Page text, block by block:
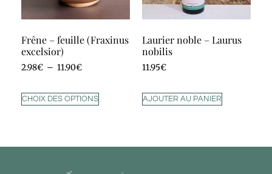
Frêne – feuille (Fraxinus
excelsior)
2.98€ – 11.90€
CHOIX DES OPTIONS
Laurier noble – Laurus
nobilis
11.95€
AJOUTER AU PANIER